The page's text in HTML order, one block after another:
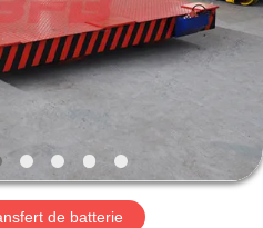
de batterie